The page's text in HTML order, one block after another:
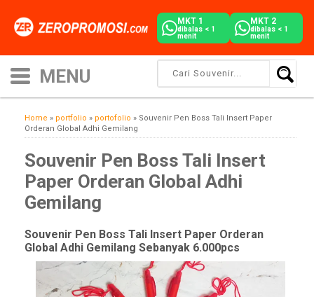
MKT 1
dibalas < 1
menit
MKT 2
dibalas < 1
menit
Home » portfolio » portofolio » Souvenir Pen Boss Tali Insert Paper
Orderan Global Adhi Gemilang
Souvenir Pen Boss Tali Insert
Paper Orderan Global Adhi
Gemilang
Souvenir Pen Boss Tali Insert Paper Orderan
Global Adhi Gemilang Sebanyak 6.000pcs